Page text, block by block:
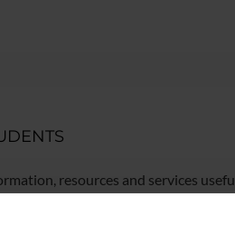
resources and services
Distance Learning courses,
with your GIA login details: only